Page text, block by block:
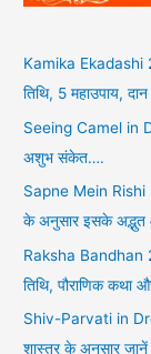
Kamika Ekadashi
तिथि, 5 महाउपाय,
Seeing Camel in
अशुभ संकेत….
Sapne Mein Rishi
के अनुसार इसके
Raksha Bandhan
तिथि, पौराणिक कथा
Shiv-Parvati in
शास्त्र के अनुसार